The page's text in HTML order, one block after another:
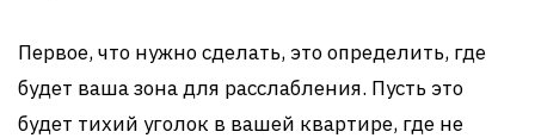
Первое, что нужно сделать, это определить, где
будет ваша зона для расслабления. Пусть это
будет тихий уголок в вашей квартире, где не